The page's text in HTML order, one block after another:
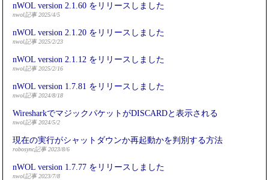
nWOL version 2.1.60 をリリースしました
nwol記事 2025/4/5
nWOL version 2.1.20 をリリースしました
nwol記事 2025/2/23
nWOL version 2.1.12 をリリースしました
nwol記事 2025/2/16
nWOL version 1.7.81 をリリースしました
nwol記事 2024/8/18
WiresharkでマジックパケットがDISCARDと表示される
nwol記事 2024/5/2
現在の実行がシャットダウンか再起動かを判別する方法
robosync記事 2023/8/6
nWOL version 1.7.77 をリリースしました
nwol記事 2023/7/8